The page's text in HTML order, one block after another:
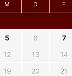
M D F
5 6 7
12 13 14
19 20 21